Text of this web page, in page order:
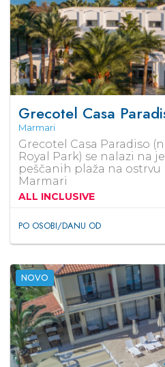
Grecotel Casa
Marmari
Grecotel Casa Paradiso
Royal Park) se nalazi na
peščanih plaža na
Marmari
ALL INCLUSIVE
PO OSOBI/DANU OD
NOVO